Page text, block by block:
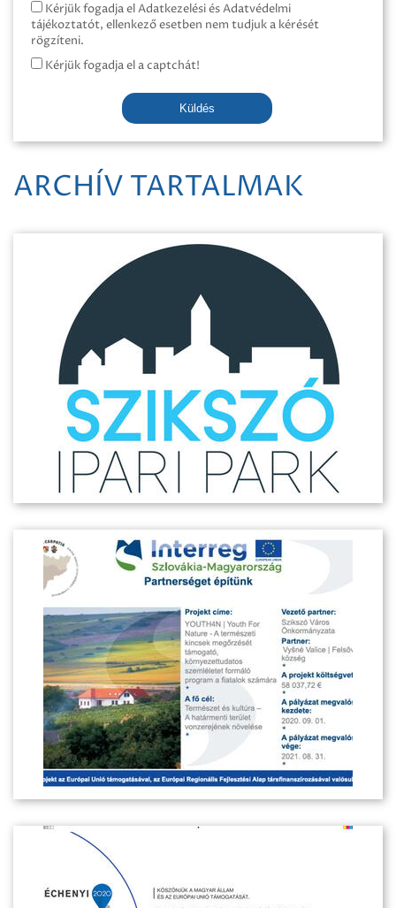
Kérjük fogadja el Adatkezelési és Adatvédelmi
tájékoztatót, ellenkező esetben nem tudjuk a kérését
rögzíteni.
Kérjük fogadja el a captchát!
Küldés
ARCHÍV TARTALMAK